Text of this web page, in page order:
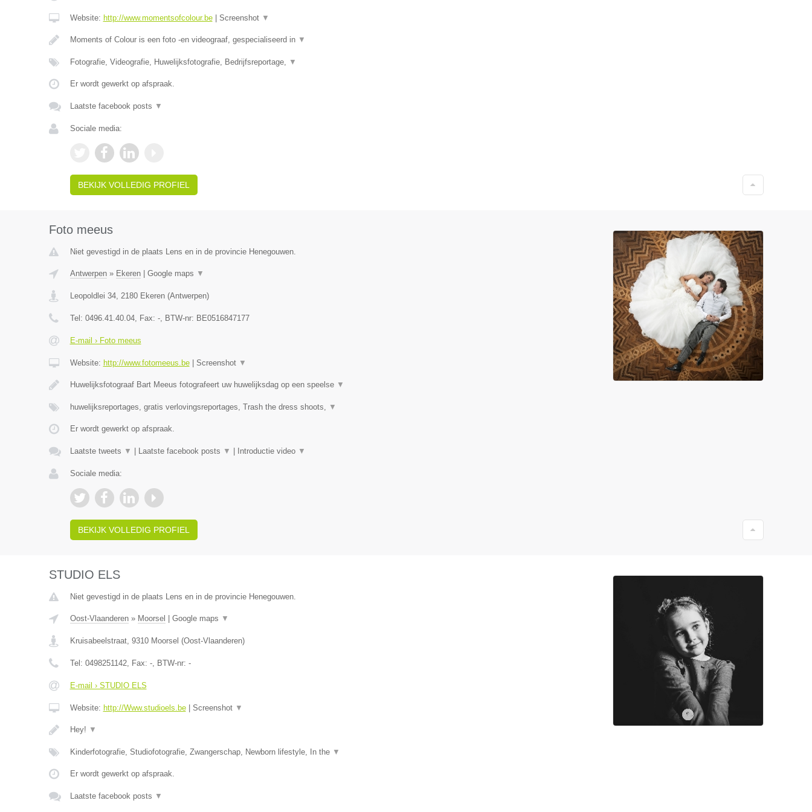
Website: http://www.momentsofcolour.be| Screenshot ▼
Moments of Colour is een foto -en videograaf, gespecialiseerd in ▼
Fotografie, Videografie, Huwelijksfotografie, Bedrijfsreportage, ▼
Er wordt gewerkt op afspraak.
Laatste facebook posts ▼
Sociale media:
BEKIJK VOLLEDIG PROFIEL
Foto meeus
Niet gevestigd in de plaats Lens en in de provincie Henegouwen.
Antwerpen» Ekeren| Google maps ▼
Leopoldlei 34, 2180 Ekeren(Antwerpen)
Tel: 0496.41.40.04, Fax: -, BTW-nr: BE0516847177
E-mail › Foto meeus
Website: http://www.fotomeeus.be| Screenshot ▼
Huwelijksfotograaf Bart Meeus fotografeert uw huwelijksdag op een speelse ▼
huwelijksreportages, gratis verlovingsreportages, Trash the dress shoots, ▼
Er wordt gewerkt op afspraak.
Laatste tweets ▼ Laatste facebook posts ▼ Introductie video ▼
Sociale media:
BEKIJK VOLLEDIG PROFIEL
STUDIO ELS
Niet gevestigd in de plaats Lens en in de provincie Henegouwen.
Oost-Vlaanderen» Moorsel Google maps ▼
Kruisabeelstraat, 9310 Moorsel (Oost-Vlaanderen)
Tel: 0498251142, Fax: -, BTW-nr: -
E-mail › STUDIO ELS
Website: http://Www.studioels.be| Screenshot ▼
Hey! ▼
Kinderfotografie, Studiofotografie, Zwangerschap, Newborn lifestyle, In the ▼
Er wordt gewerkt op afspraak.
Laatste facebook posts ▼